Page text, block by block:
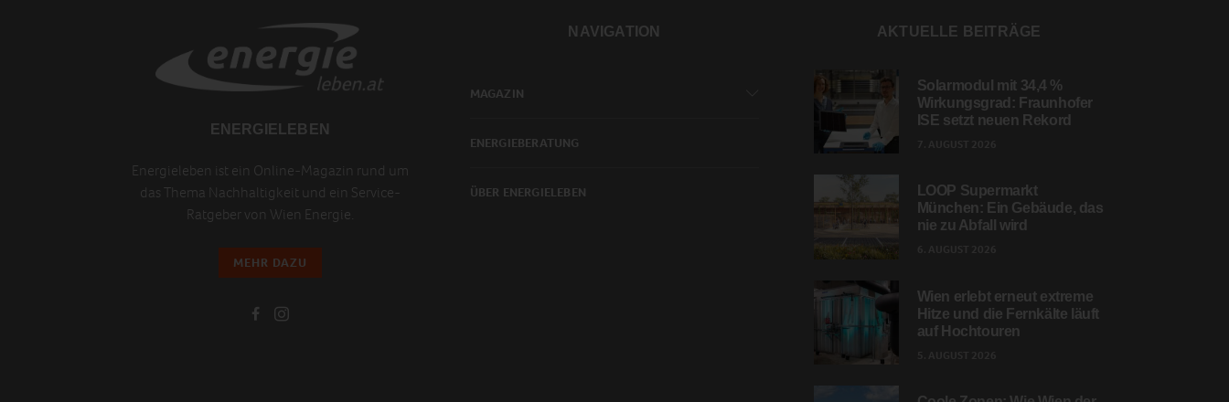
ENERGIELEBEN
Energieleben ist ein Online-Magazin rund um
das Thema Nachhaltigkeit und ein Service-
Ratgeber von Wien Energie.
MEHR DAZU
NAVIGATION
MAGAZIN
ENERGIEBERATUNG
ÜBER ENERGIELEBEN
AKTUELLE BEITRÄGE
Solarmodul mit 34,4 %
Wirkungsgrad: Fraunhofer
ISE setzt neuen Rekord
LOOP Supermarkt
München: Ein Gebäude, das
nie zu Abfall wird
Wien erlebt erneut extreme
Hitze und die Fernkälte läuft
auf Hochtouren